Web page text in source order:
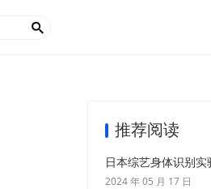

推荐阅读
日本综艺身体识别
2024 年 05 月 17 日